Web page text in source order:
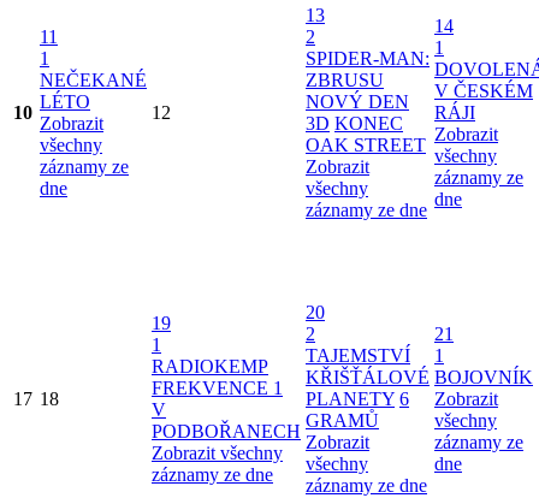
10
11
1
NEČEKANÉ
LÉTO
Zobrazit
všechny
záznamy ze
dne
12
13
2
SPIDER-MAN:
ZBRUSU
NOVÝ DEN
3D KONEC
OAK STREET
Zobrazit
všechny
záznamy ze dne
14
1
V ČESKÉM
RÁJI
Zobrazit
všechny
záznamy ze
dne
17 18
19
1
RADIOKEMP
FREKVENCE 1
V
PODBOŘANECH
Zobrazit všechny
záznamy ze dne
20
2
TAJEMSTVÍ
KŘIŠŤÁLOVÉ
PLANETY 6
GRAMŮ
Zobrazit
všechny
záznamy ze dne
21
1
BOJOVNÍK
Zobrazit
všechny
záznamy ze
dne